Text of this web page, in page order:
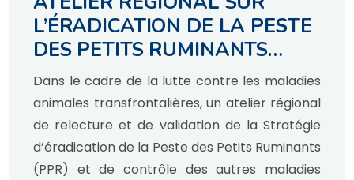
L’ÉRADICATION DE LA PESTE
DES PETITS RUMINANTS
(PPR) EN AFRIQUE CENTRALE
: Une mobilisation stratégique
à N’Djamena.
Dans le cadre de la lutte contre les maladies
animales transfrontalières, un atelier régional
de relecture et de validation de la Stratégie
d’éradication de la Peste des Petits Ruminants
(PPR) et de contrôle des autres maladies